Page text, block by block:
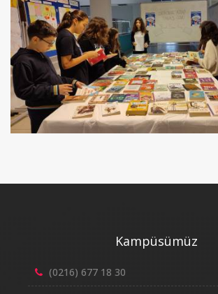
Kampüsümüz
(0216) 677 18 30